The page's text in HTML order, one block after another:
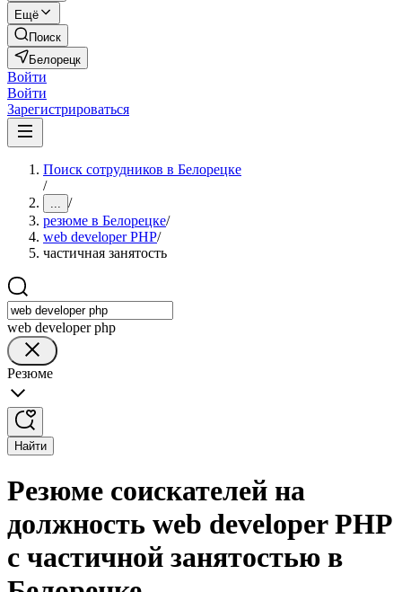
Ещё
Поиск
Белорецк
Войти
Войти
Зарегистрироваться
Поиск сотрудников в Белорецке
/
... /
резюме в Белорецке/
web developer PHP/
частичная занятость
web developer php
Резюме
Найти
Резюме соискателей на
должность web developer PHP
с частичной занятостью в